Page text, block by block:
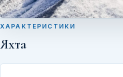
ХАРАКТЕРИСТИКИ
Яхта